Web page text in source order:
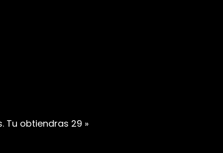
Tu obtiendras 29 »